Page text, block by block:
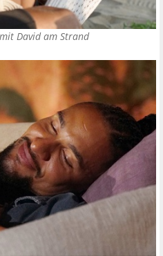
David am Strand